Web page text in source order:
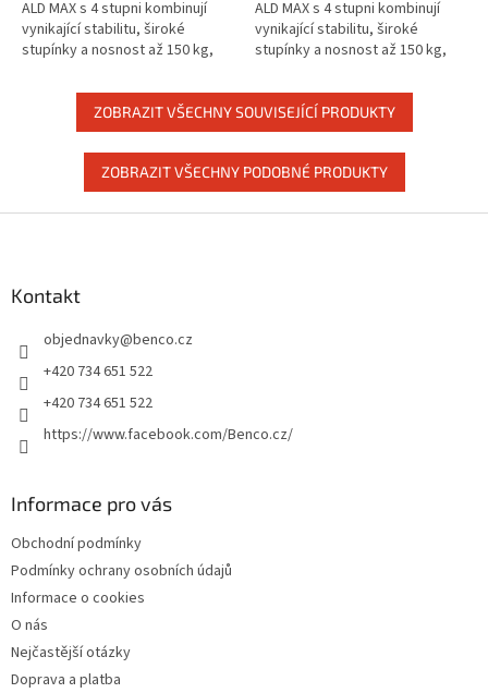
ALD MAX s 4 stupni kombinují
vynikající stabilitu, široké
stupínky a nosnost až 150 kg,
pomocníka pro všechny vaše...
ALD MAX s 4 stupni kombinují
vynikající stabilitu, široké
stupínky a nosnost až 150 kg,
pomocníka pro všechny vaše...
ZOBRAZIT VŠECHNY SOUVISEJÍCÍ PRODUKTY
ZOBRAZIT VŠECHNY PODOBNÉ PRODUKTY
Kontakt
objednavky@benco.cz
+420 734 651 522
+420 734 651 522
https://www.facebook.com/Benco.cz/
Informace pro vás
Obchodní podmínky
Podmínky ochrany osobních údajů
Informace o cookies
O nás
Nejčastější otázky
Doprava a platba